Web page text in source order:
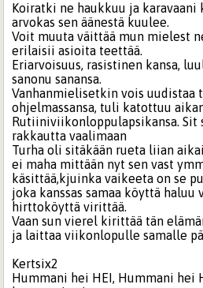
Koiratki ne haukkuu ja
arvokas sen äänestä kuulee.
Voit muuta väittää mun mielest
erilaisii asioita teettää.
Eriarvoisuus, rasistinen kansa,
sanonu sanansa.
Vanhanmielisetkin vois uudistaa
ohjelmassansa, tuli katottuu
Rutiiniviikonloppulapsikansa. Sit
rakkautta vaalimaan
Turha oli sitäkään rueta liian
ei maha mittään nyt sen vast
käsittää,kjuinka vaikeeta on se
joka kanssas samaa köyttä haluu
hirttoköyttä virittää.
Vaan sun vierel kirittää tän
ja laittaa viikonlopulle samalle
Kertsix2
Hummani hei HEI, Hummani hei